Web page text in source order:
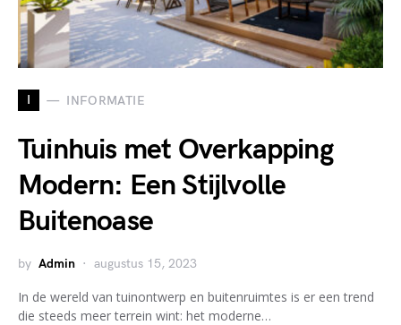
I INFORMATIE
Tuinhuis met Overkapping
Modern: Een Stijlvolle
Buitenoase
by Admin augustus 15, 2023
In de wereld van tuinontwerp en buitenruimtes is er een trend
die steeds meer terrein wint: het moderne…